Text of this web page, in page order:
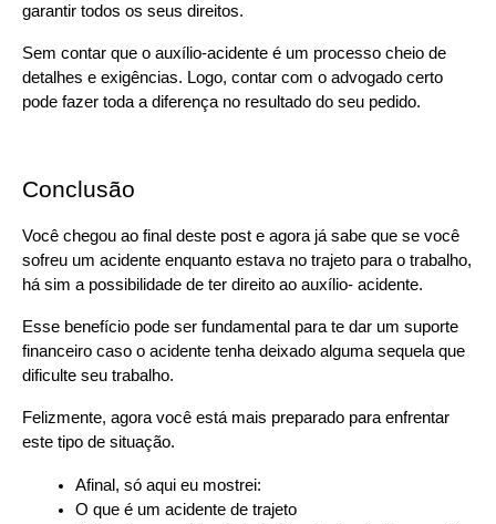
garantir todos os seus direitos.
Sem contar que o auxílio-acidente é um processo cheio de
detalhes e exigências. Logo, contar com o advogado certo
pode fazer toda a diferença no resultado do seu pedido.
Conclusão
Você chegou ao final deste post e agora já sabe que se você
sofreu um acidente enquanto estava no trajeto para o trabalho,
há sim a possibilidade de ter direito ao auxílio- acidente.
Esse benefício pode ser fundamental para te dar um suporte
financeiro caso o acidente tenha deixado alguma sequela que
dificulte seu trabalho.
Felizmente, agora você está mais preparado para enfrentar
este tipo de situação.
Afinal, só aqui eu mostrei:
O que é um acidente de trajeto